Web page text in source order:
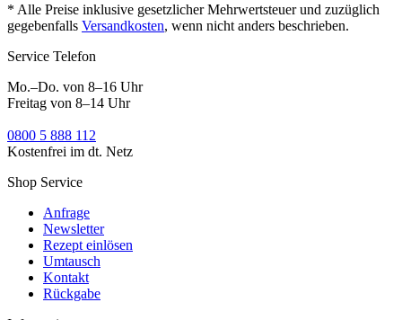
* Alle Preise inklusive gesetzlicher Mehrwertsteuer und zuzüglich
gegebenfalls Versandkosten, wenn nicht anders beschrieben.
Service Telefon
Mo.–Do. von 8–16 Uhr
Freitag von 8–14 Uhr
0800 5 888 112
Kostenfrei im dt. Netz
Shop Service
Anfrage
Newsletter
Rezept einlösen
Umtausch
Kontakt
Rückgabe